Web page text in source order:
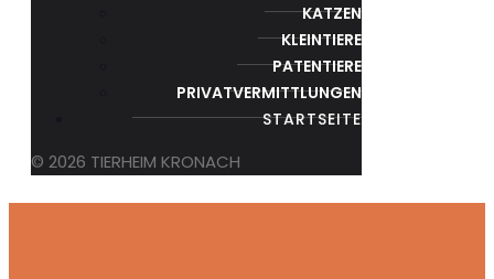
KATZEN
KLEINTIERE
PATENTIERE
PRIVATVERMITTLUNGEN
STARTSEITE
© 2026 TIERHEIM KRONACH